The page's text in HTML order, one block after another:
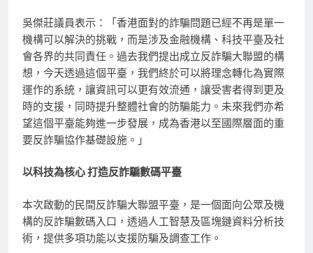
吳傑莊議員表示：「香港面對的詐騙問題已經不再是單一
機構可以解決的挑戰，而是涉及金融機構、科技平臺及社
會各界的共同責任。過去我們提出成立反詐騙大聯盟的構
想，今天透過這個平臺，我們終於可以將理念轉化為實際
運作的系統，讓資訊可以更有效流通，讓受害者得到更及
時的支援，同時提升整體社會的防騙能力。未來我們亦希
望這個平臺能夠進一步發展，成為香港以至國際層面的重
要反詐騙協作基礎設施。」
以科技為核心 打造反詐騙數碼平臺
本次啟動的民間反詐騙大聯盟平臺，是一個面向公眾及機
構的反詐騙數碼入口，透過人工智慧及區塊鏈資料分析技
術，提供多項功能以支援防騙及調查工作。